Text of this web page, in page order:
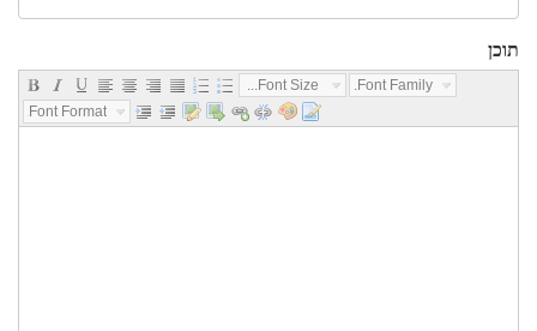
תוכן
Font Size...
Font Family...
Font Format...